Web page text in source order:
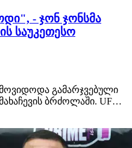
- ჯონ ჯონსმა
საუკეთესო
გამარჯვებული
ბრძოლაში. UFC-
და მის ძლიერ
"ფსონის დადება რომ